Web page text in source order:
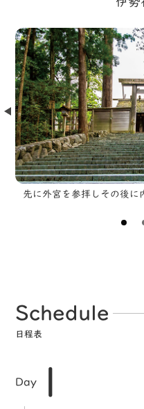
先に外宮を参拝しその後に
Prev
Schedule
日程表
Day 1